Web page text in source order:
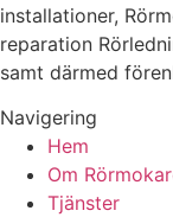
installationer,
reparation
samt därmed
Navigering
Hem
Om
Tjänster